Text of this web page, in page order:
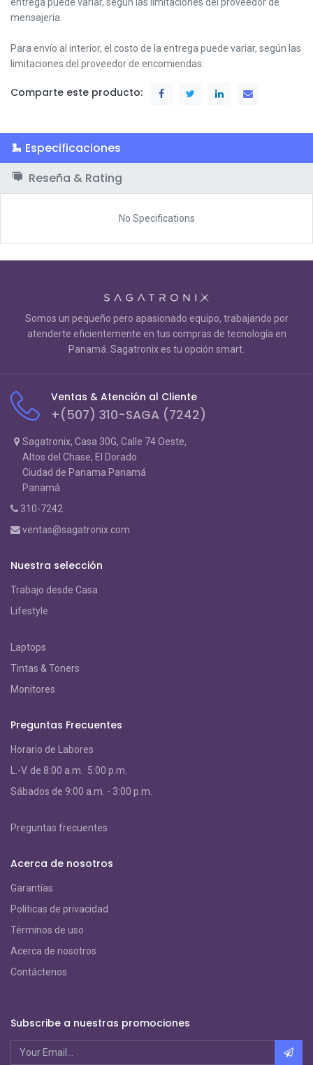
mensajería.
Para envío al interior, el costo de la entrega puede variar, según las
limitaciones del proveedor de encomiendas.
Comparte este producto:
Especificaciones
Reseña & Rating
No Specifications
Somos un pequeño pero apasionado equipo, trabajando por
atenderte eficientemente en tus compras de tecnología en
Panamá. Sagatronix es tu opción smart.
Ventas & Atención al Cliente
+(507) 310-SAGA (7242)
Sagatronix, Casa 30G, Calle 74 Oeste,
Altos del Chase, El Dorado
Ciudad de Panama Panamá
Panamá
310-7242
ventas@sagatronix.com
Nuestra selección
Trabajo desde Casa
Lifestyle
Laptops
Tintas & Toners
Monitores
Preguntas Frecuentes
Horario de Labores
L.-V. de 8:00 a.m. 5:00 p.m.
Sábados de 9:00 a.m. - 3:00 p.m.
Preguntas frecuentes
Acerca de nosotros
Garantías
Políticas de privacidad
Términos de uso
Acerca de nosotros
Contáctenos
Subscribe a nuestras promociones